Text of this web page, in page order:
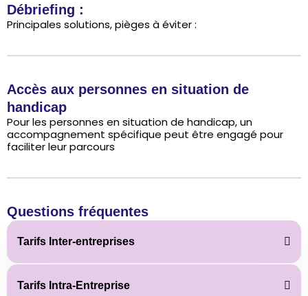
Débriefing :
Principales solutions, pièges à éviter :
Accès aux personnes en situation de
handicap​
Pour les personnes en situation de handicap, un
accompagnement spécifique peut être engagé pour
faciliter leur parcours
Questions fréquentes
Tarifs Inter-entreprises
Tarifs Intra-Entreprise